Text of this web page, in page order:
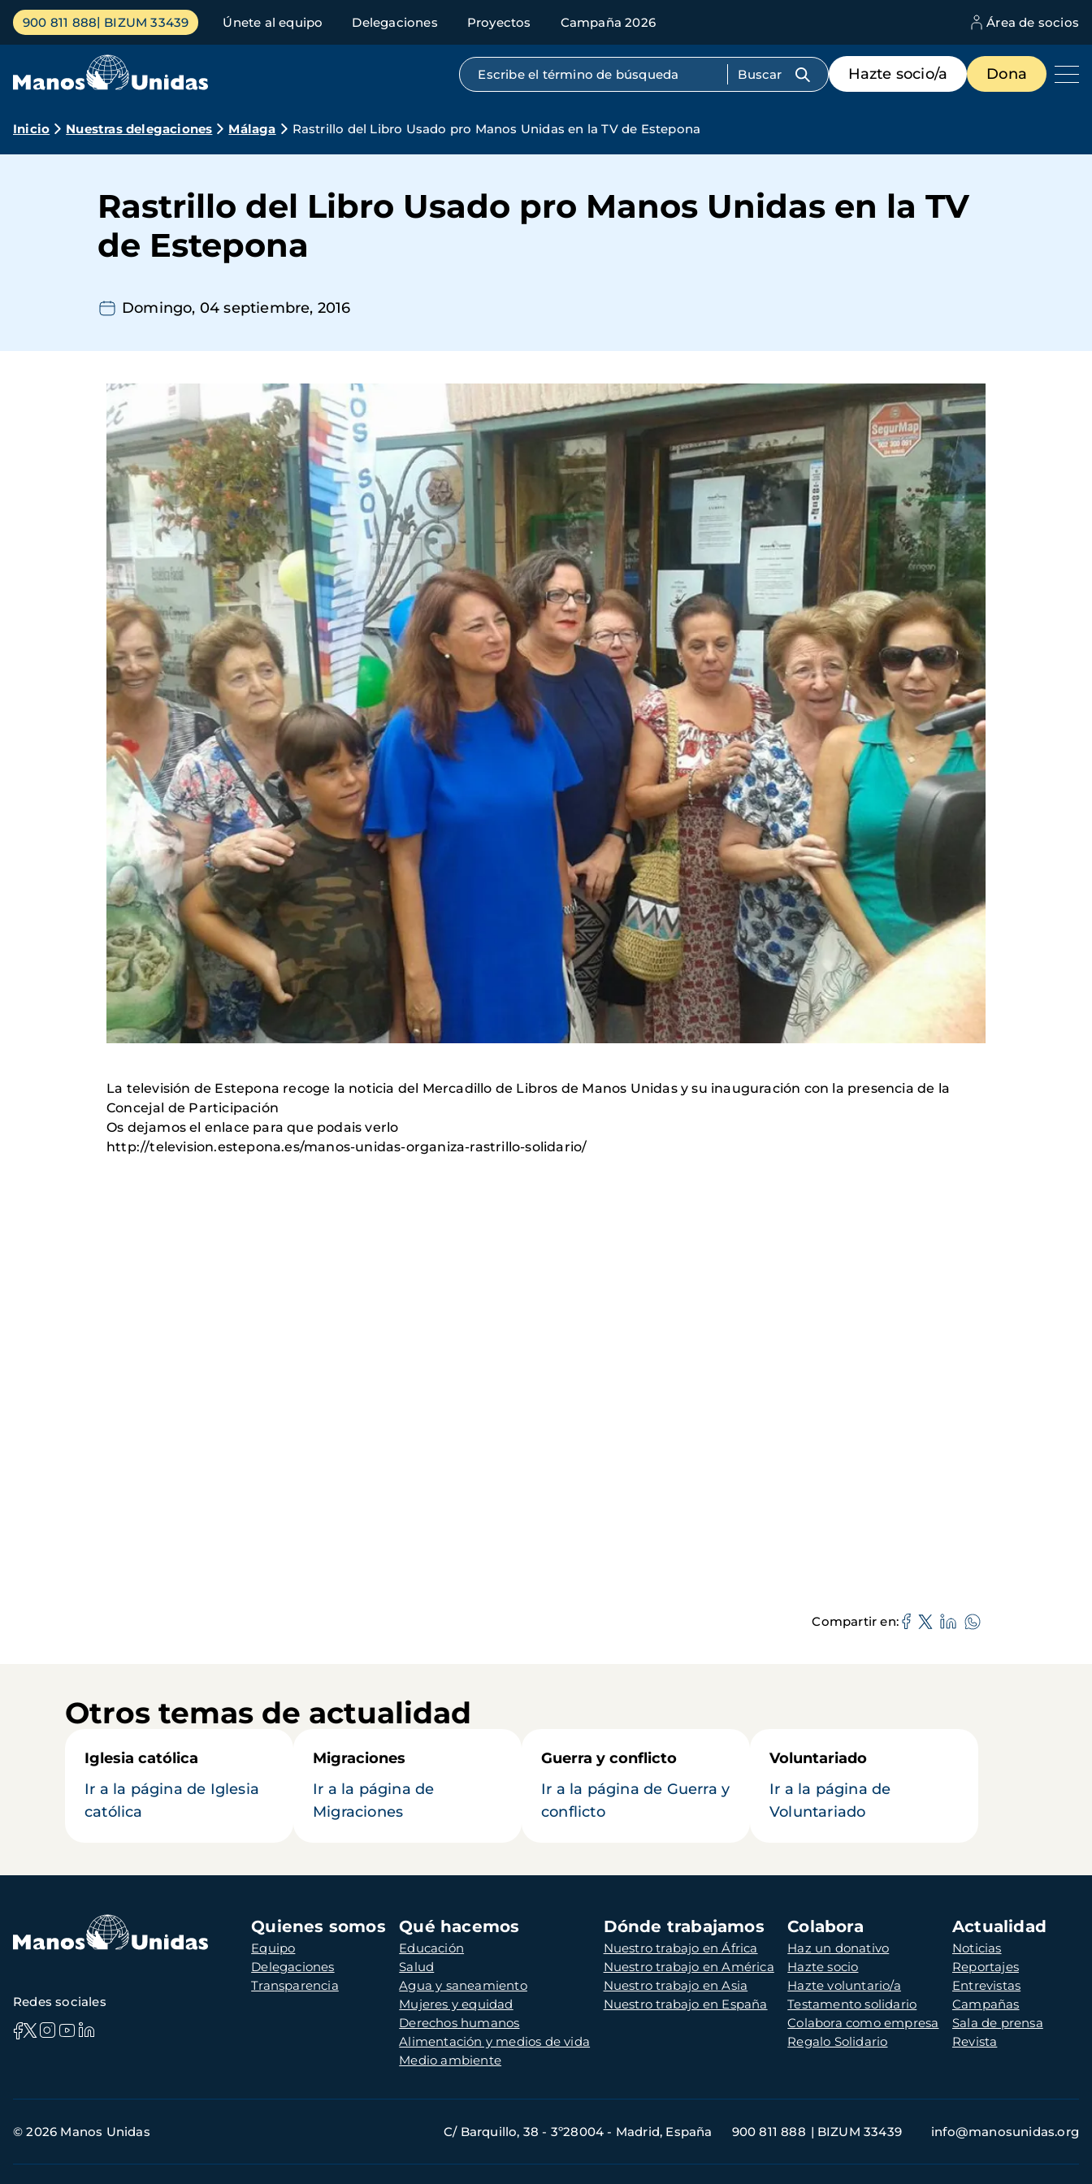
Pasar
contenido
Menú
principal
900 811 888 BIZUM 33439 Únete al equipo Delegaciones Proyectos Campaña 2026 Área de socios
Búsqueda por texto completo
Menú
de
destacados
Hazte socio/a Dona
Ruta
navegación
Inicio Nuestras delegaciones Málaga Rastrillo del Libro Usado pro Manos Unidas en la TV de Estepona
Rastrillo del Libro Usado pro Manos Unidas en la TV
de Estepona
Domingo, 04 septiembre, 2016
La televisión de Estepona recoge la noticia del Mercadillo de Libros de Manos Unidas y su inauguración con la presencia de la
Concejal de Participación
Os dejamos el enlace para que podais verlo
http://television.estepona.es/manos-unidas-organiza-rastrillo-solidario/
Compartir en
Otros temas de actualidad
Iglesia católica
Ir a la página de Iglesia
católica
Migraciones
Ir a la página de
Migraciones
Guerra y conflicto
Ir a la página de Guerra y
conflicto
Voluntariado
Ir a la página de
Voluntariado
Navegación
principal
Quienes somos
Equipo
Delegaciones
Transparencia
Qué hacemos
Educación
Salud
Agua y saneamiento
Mujeres y equidad
Derechos humanos
Alimentación y medios de vida
Medio ambiente
Dónde trabajamos
Nuestro trabajo en África
Nuestro trabajo en América
Nuestro trabajo en Asia
Nuestro trabajo en España
Colabora
Haz un donativo
Hazte socio
Hazte voluntario/a
Testamento solidario
Colabora como empresa
Regalo Solidario
Actualidad
Noticias
Reportajes
Entrevistas
Campañas
Sala de prensa
Revista
Redes sociales
de
© 2026 Manos Unidas C/ Barquillo, 38 - 3º28004 - Madrid, España 900 811 888 BIZUM 33439 info@manosunidas.org